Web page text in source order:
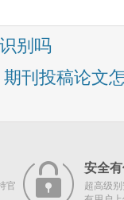
别吗
刊投稿论文
官
安全
超高级